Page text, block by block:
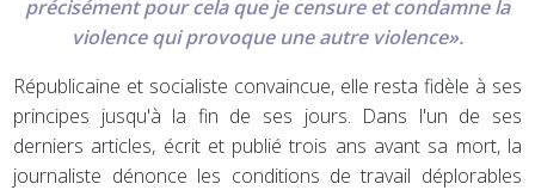
précisément pour cela que je censure et condamne la
violence qui provoque une autre violence».
Républicaine et socialiste convaincue, elle resta fidèle à ses
principes jusqu'à la fin de ses jours. Dans l'un de ses
derniers articles, écrit et publié trois ans avant sa mort, la
journaliste dénonce les conditions de travail déplorables